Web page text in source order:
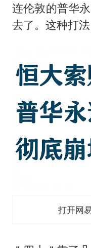
连伦敦的普华
去了。这种打
打开网